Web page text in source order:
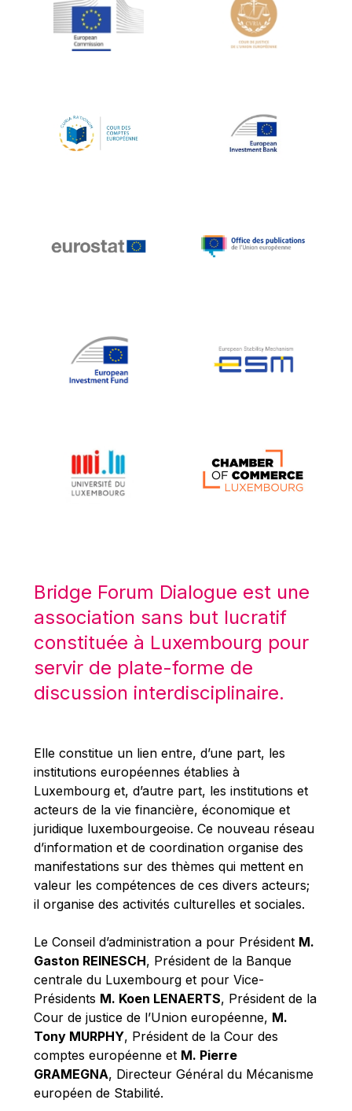
Jean-Louis Schiltz
Jean-Victor Louis
Johnny Åkerholm
Katharien L.C. Hunt
Klaus-Heiner Lehne
Koen LENAERTS
Lars Heikensten
Lucas Papademos
Máire Geoghegan-Quinn
Mario Centeno
Mario Monti
Maroš ŠEFČOVIČ
Martin Bailey
Martine Reicherts
Michael Sohlman
Michel Goedert
Mireille Delmas-Marty
Nobuo Tanaka
Otmar Issing
Paolo Mengozzi
Paschal Donohoe
Pat Cox
Patrizia Nanz
Philippe Maystadt
Pierre Gramegna
Richard Pelly
Robert Goebbels
Robert REYNDERS
Bridge Forum Dialogue est une
association sans but lucratif
constituée à Luxembourg pour
servir de plate-forme de
discussion interdisciplinaire.
Elle constitue un lien entre, d’une part, les
institutions européennes établies à
Luxembourg et, d’autre part, les institutions et
acteurs de la vie financière, économique et
juridique luxembourgeoise. Ce nouveau réseau
d’information et de coordination organise des
manifestations sur des thèmes qui mettent en
valeur les compétences de ces divers acteurs;
il organise des activités culturelles et sociales.
Le Conseil d’administration a pour Président M.
Gaston REINESCH, Président de la Banque
centrale du Luxembourg et pour Vice-
Présidents M. Koen LENAERTS, Président de la
Cour de justice de l’Union européenne, M.
Tony MURPHY, Président de la Cour des
comptes européenne et M. Pierre
GRAMEGNA, Directeur Général du Mécanisme
européen de Stabilité.